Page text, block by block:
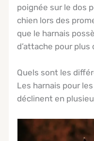
poignée sur le dos
chien lors des
que le harnais
d’attache pour
Quels sont les
Les harnais pour
déclinent en